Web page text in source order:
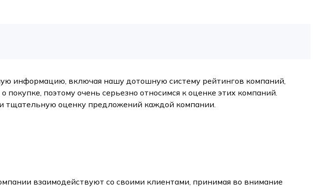
информацию, включая нашу дотошную систему рейтингов компаний,
поэтому очень серьезно относимся к оценке этих компаний.
тщательную оценку предложений каждой компании.
взаимодействуют со своими клиентами, принимая во внимание